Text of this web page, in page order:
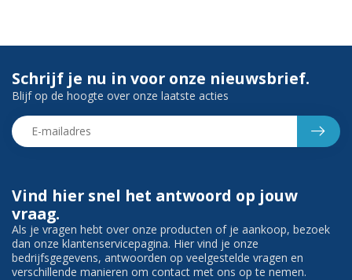
Vind hier snel het antwoord op jouw
vraag.
Als je vragen hebt over onze producten of je aankoop, bezoek
dan onze klantenservicepagina. Hier vind je onze
bedrijfsgegevens, antwoorden op veelgestelde vragen en
verschillende manieren om contact met ons op te nemen.
Schrijf je nu in voor onze nieuwsbrief.
Blijf op de hoogte over onze laatste acties